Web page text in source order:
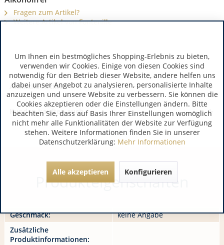
Fragen zum Artikel?
Weitere Artikel von Fontenille
Ähnliche Artikel
Kunden kauften auch
Produkteigenschaften
Geschmack:
keine Angabe
Zusätzliche
Produktinformationen:
Um Ihnen ein bestmögliches Shopping-Erlebnis zu bieten,
verwenden wir Cookies. Einige von diesen Cookies sind
notwendig für den Betrieb dieser Website, andere helfen uns
dabei unser Angebot zu analysieren, personalisierte Inhalte
anzuzeigen und unsere Website zu verbessern. Sie können die
Cookies akzeptieren oder die Einstellungen ändern. Bitte
beachten Sie, dass auf Basis Ihrer Einstellungen womöglich
nicht mehr alle Funktionalitäten der Website zur Verfügung
stehen. Weitere Informationen finden Sie in unserer
Datenschutzerklärung: Mehr Informationen
Alle akzeptieren Konfigurieren